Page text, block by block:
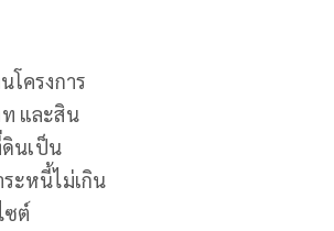
โครงการ
และสิน
นเป็น
ะหนี้ไม่เกิน
ซต์